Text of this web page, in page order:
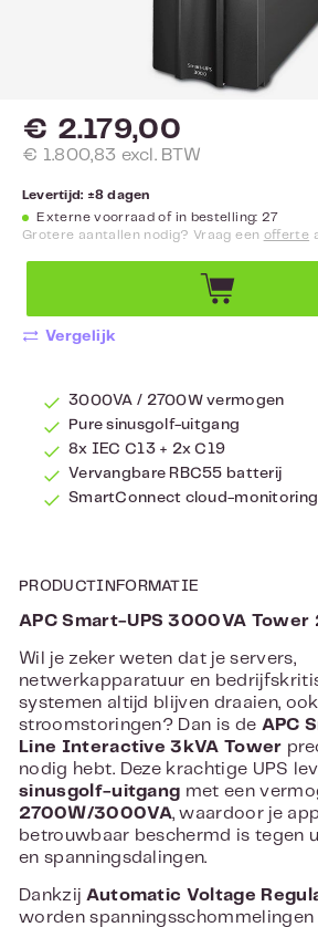
€ 2.179,00
€ 1.800,83 excl. BTW
Levertijd: ±8 dagen
Externe voorraad of in bestelling: 27
Grotere aantallen nodig? Vraag een offerte
Vergelijk
3000VA / 2700W vermogen
Pure sinusgolf-uitgang
8x IEC C13 + 2x C19
Vervangbare RBC55 batterij
SmartConnect cloud-monitoring
PRODUCTINFORMATIE
APC Smart-UPS 3000VA Tower
Wil je zeker weten dat je servers,
netwerkapparatuur en
systemen altijd blijven draaien,
stroomstoringen? Dan is de APC
Line Interactive 3kVA Tower
nodig hebt. Deze krachtige UPS
sinusgolf-uitgang met een
2700W/3000VA, waardoor je
betrouwbaar beschermd is tegen
en spanningsdalingen.
Dankzij Automatic Voltage
worden spanningsschommelingen